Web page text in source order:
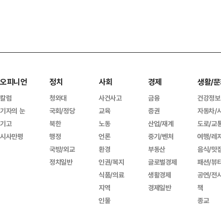
오피니언
칼럼
기자의 눈
기고
시사만평
정치
청와대
국회/정당
북한
행정
국방/외교
정치일반
사회
사건사고
교육
노동
언론
환경
인권/복지
식품/의료
지역
인물
경제
금융
증권
산업/재계
중기/벤처
부동산
글로벌경제
생활경제
경제일반
생활/
건강정보
자동차/
도로/교
여행/레
음식/맛
패션/뷰
공연/전
책
종교